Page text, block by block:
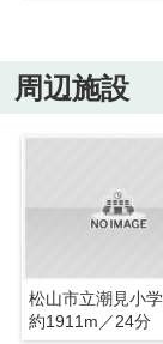
周辺施設
松山市立潮見小
約1911m／24分